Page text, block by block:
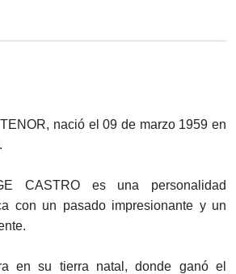
nació el 09 de marzo 1959 en
CASTRO es una personalidad
con un pasado impresionante y un
en su tierra natal, donde ganó el